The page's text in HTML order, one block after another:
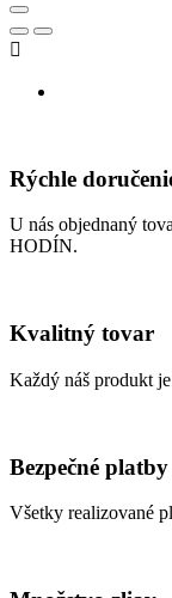

Rýchle
U nás objednaný
HODÍN.
Kvalitný tovar
Každý náš produkt
Bezpečné platby
Všetky realizované